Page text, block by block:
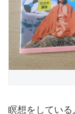
瞑想をしてい